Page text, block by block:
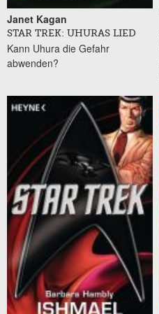
Janet Kagan
STAR TREK: UHURAS LIED
Kann Uhura die Gefahr
abwenden?